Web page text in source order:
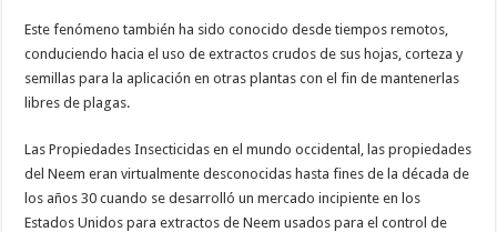
Este fenómeno también ha sido conocido desde tiempos remotos,
conduciendo hacia el uso de extractos crudos de sus hojas, corteza y
semillas para la aplicación en otras plantas con el fin de mantenerlas
libres de plagas.
Las Propiedades Insecticidas en el mundo occidental, las propiedades
del Neem eran virtualmente desconocidas hasta fines de la década de
los años 30 cuando se desarrolló un mercado incipiente en los
Estados Unidos para extractos de Neem usados para el control de